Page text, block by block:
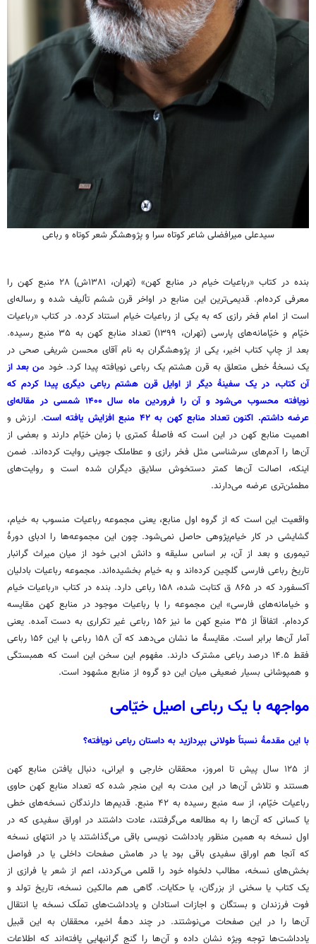
سیدعلی میرافضلی شاعر کوتاه سرا و پژوهشگر شعر کوتاه و رباعی‌
بنده در کتاب «رباعیات خیام در منابع کهن» (تهران، ۱۳۸۱ش) ۲۸ منبع کهن را
معرفی کرده‌ام. قدیمی‌ترین این منابع در اواخر قرن ششم تألیف شده و رساله‌ای
است از امام فخر رازی که به یکی از رباعیات خیام استناد کرده. در کتاب «رباعیات
خیّام و خیّامانه‌های پارسی (تهران، ۱۳۹۹) تعداد منابع کهن به ۳۵ منبع رسیده.
بعد از چاپ کتاب اخیر، یکی از پژوهشگران به نام آقای محسن شریفی صحی در
یک نسخۀ خطی متعلق به قرن هشتم یک رباعی نویافته پیدا کرد. خود من بعد از
آن کتاب، در یک سفینۀ دیگر از اوایل قرن هشتم رباعی دیگری پیدا کردم که
نویافته محسوب می‌شود و آن را فروردین ماه سال ۱۴۰۰ شمسی در مقاله‌ای
عرضه داشتم. اکنون تعداد منابع کهن به ۴۲ منبع افزایش یافته است
. ارزش و
اهمیت منابع کهن در این است که فاصلۀ کمتری با زمان خیّام دارند و بعضی از
آن‌ها را آدم‌های سرشناسی مثل فخر رازی و عطاملک جوینی روایت کرده‌اند. ضمن
اینکه، اصالت آن‌ها کمتر دستخوش سلایق دیگران شده است و روایت‌های
مطمئن‌تری عرضه می‌دارند.
واقعیت این است که از گروه اول منابع، یعنی مجموعه‌ رباعیات منسوب به خیام،
گشایشی در کار خیام‌پژوهی حاصل نمی‌شود. چون این مجموعه‌ها را ادبای دورۀ
تیموری و بعد از آن، بر اساس سلیقه و دانش ادبی خود از میان میراث گرانبار
تاریخ رباعی فارسی گلچین کرده‌اند و به خیام بخشیده‌اند. مجموعه رباعیات بادلیان
آکسفورد که در ۸۶۵ ق کتابت شده، ۱۵۸ رباعی دارد. بنده در کتاب «رباعیات خیام
و خیامانه‌های فارسی» این مجموعه را با رباعیات موجود در منابع کهن مقایسه
کرده‌ام. اتفاقاً از ۳۵ منبع کهن ما نیز ۱۵۶ رباعی غیر تکراری به دست آمده. یعنی
آمار آن‌ها برابر است. مقایسۀ ما نشان می‌دهد که آن ۱۵۸ رباعی با این ۱۵۶ رباعی
فقط ۱۴.۵ درصد رباعی مشترک دارند. مفهوم این سخن این است که همبستگی
و همپوشانی بسیار ضعیفی میان این دو گروه از منابع مشهود است.
مواجهه با یک رباعی اصیل خیّامی
با این مقدمۀ نسبتاً طولانی بپردازید به داستان رباعی نویافته؟
از ۱۲۵ سال پیش تا امروز، محققان خارجی و ایرانی، دنبال یافتن منابع کهن
هستند و تلاش آن‌ها در این مدت به این منجر شده که تعداد منابع کهن حاوی
رباعیات خیّام، از سه منبع رسیده به ۴۲ منبع. قدیم‌ها دارندگان نسخه‌های خطی
یا کسانی که آن‌ها را به مطالعه می‌گرفتند، عادت داشتند در اوراق سفیدی که در
اول نسخه به همین منظور یادداشت نویسی باقی می‌گذاشتند یا در انتهای نسخه
که آنجا هم اوراق سفیدی باقی بود یا در هامش صفحات داخلی یا در فواصل
بخش‌های نسخه، مطالب دلخواه خود را قلمی می‌کردند، اعم از شعر یا فرازی از
یک کتاب یا سخنی از بزرگان، یا حکایات. گاهی هم مالکین نسخه، تاریخ تولد و
فوت فرزندان و بستگان و اجازات استادان و یادداشت‌های تملّک نسخه یا انتقال
آن‌ها را در این صفحات می‌نوشتند. در چند دهۀ اخیر، محققان به این قبیل
یادداشت‌ها توجه ویژه نشان داده‌ و آن‌ها را گنج گرانبهایی یافته‌اند که اطلاعات